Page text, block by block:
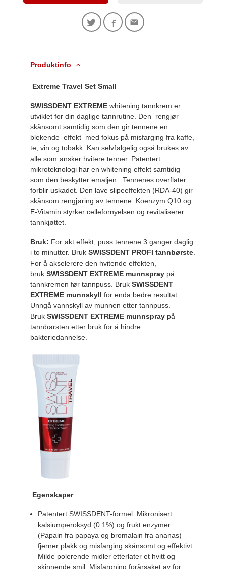
Produktinfo
Extreme Travel Set Small
SWISSDENT EXTREMEwhitening tannkrem er
utviklet for din daglige tannrutine. Den rengjør
skånsomt samtidig som den gir tennene en
blekende effekt med fokus på misfarging fra kaffe,
te, vin og tobakk. Kan selvfølgelig også brukes av
alle som ønsker hvitere tenner. Patentert
mikroteknologi har en whitening effekt samtidig
som den beskytter emaljen. Tennenes overflater
forblir uskadet. Den lave slipeeffekten (RDA-40) gir
skånsom rengjøring av tennene. Koenzym Q10 og
E-Vitamin styrker cellefornyelsen og revitaliserer
tannkjøttet.
Bruk: For økt effekt, puss tennene 3 ganger daglig
i to minutter. BrukSWISSDENT PROFI tannbørste
For å akselerere den hvitende effekten,
brukSWISSDENT EXTREME munnspray på
tannkremen før tannpuss. BrukSWISSDENT
EXTREME munnskyll for enda bedre resultat.
Unngå vannskyll av munnen etter tannpuss.
BrukSWISSDENT EXTREME munnspray på
tannbørsten etter bruk for å hindre
bakteriedannelse.
Egenskaper
Patentert SWISSDENT-formel: Mikronisert
kalsiumperoksyd (0.1%) og frukt enzymer
(Papain fra papaya og bromalain fra ananas)
fjerner plakk og misfarging skånsomt og effektivt.
Milde polerende midler etterlater et hvitt og
skinnende smil. Misfargning forårsaket av for